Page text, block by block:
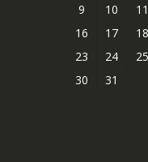
9
10 11
16
17 18
23
24 25
30
31